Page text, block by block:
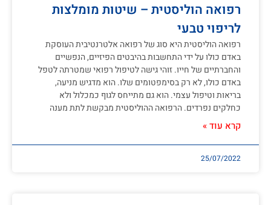
רפואה הוליסטית – שיטות מומלצות
לריפוי טבעי
רפואה הוליסטית היא סוג של רפואה אלטרנטיבית העוסקת
באדם כולו על ידי התחשבות בהיבטים הפיזיים, הנפשיים
והחברתיים של חייו. זוהי גישה לטיפול רפואי שמטרתה לטפל
באדם כולו, לא רק בסימפטומים שלו. הוא מדגיש מניעה,
בריאות וטיפול עצמי. הוא גם מתייחס לגוף כמכלול ולא
כחלקים נפרדים. הרפואה ההוליסטית מבקשת לתת מענה
קרא עוד »
25/07/2022